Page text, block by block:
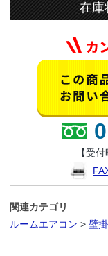
在庫
【受
関連カテゴリ
ルームエアコン > 壁